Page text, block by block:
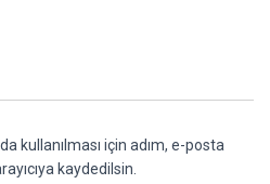
kullanılması için adım, e-posta
kaydedilsin.